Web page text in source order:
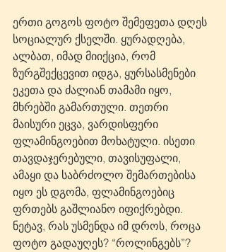
ერთი გოგოს ფოტო შემეფეთა დღეს
სოციალურ ქსელში. ყურადღება,
ალბათ, იმად მიიქცია, რომ
ზურგშექცევით იდგა, ყურსასმენები
ეკეთა და ძალიან თამამი იყო,
მხრებში გამართული. თეთრი
მაისური ეცვა, ვარდისფერი
ფლამინგოებით მოხატული. ისეთი
თავდაჯერებული, თავისუფალი,
ამაყი და საბრძოლო შემართებისა
იყო ეს დგომა, ფლამინგოებიც
ფრთებს გაშლიანო იფიქრებდი.
ნეტავ, რას უსმენდა იმ დროს, როცა
ფოტო გადაუღეს? “როლინგებს”?